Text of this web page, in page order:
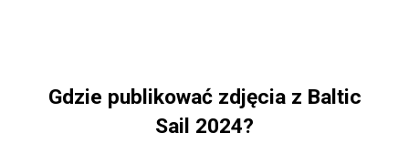
Gdzie publikować zdjęcia z Baltic
Sail 2024?